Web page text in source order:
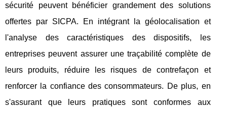
sécurité peuvent bénéficier grandement des solutions
offertes par SICPA. En intégrant la géolocalisation et
l'analyse des caractéristiques des dispositifs, les
entreprises peuvent assurer une traçabilité complète de
leurs produits, réduire les risques de contrefaçon et
renforcer la confiance des consommateurs. De plus, en
s'assurant que leurs pratiques sont conformes aux